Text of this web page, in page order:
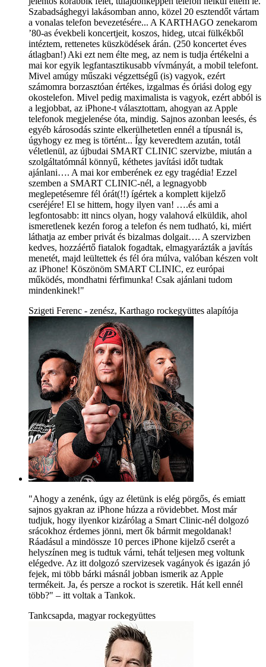
Szabadsághegyi lakásomban anno, közel 20 esztendőt vártam
a vonalas telefon bevezetésére... A KARTHAGO zenekarom
’80-as évekbeli koncertjeit, koszos, hideg, utcai fülkékből
intéztem, rettenetes küszködések árán. (250 koncertet éves
átlagban!) Aki ezt nem élte meg, az nem is tudja értékelni a
mai kor egyik legfantasztikusabb vívmányát, a mobil telefont.
Mivel amúgy műszaki végzettségű (is) vagyok, ezért
számomra borzasztóan értékes, izgalmas és óriási dolog egy
okostelefon. Mivel pedig maximalista is vagyok, ezért abból is
a legjobbat, az iPhone-t választottam, ahogyan az Apple
telefonok megjelenése óta, mindig. Sajnos azonban leesés, és
egyéb károsodás szinte elkerülhetetlen ennél a típusnál is,
úgyhogy ez meg is történt... Így keveredtem azután, totál
véletlenül, az újbudai SMART CLINIC szervizbe, miután a
szolgáltatómnál könnyű, kéthetes javítási időt tudtak
ajánlani…. A mai kor emberének ez egy tragédia! Ezzel
szemben a SMART CLINIC-nél, a legnagyobb
meglepetésemre fél órát(!!) ígértek a komplett kijelző
cseréjére! El se hittem, hogy ilyen van! ….és ami a
legfontosabb: itt nincs olyan, hogy valahová elküldik, ahol
ismeretlenek kezén forog a telefon és nem tudható, ki, miért
láthatja az ember privát és bizalmas dolgait…. A szervizben
kedves, hozzáértő fiatalok fogadtak, elmagyarázták a javítás
menetét, majd leültettek és fél óra múlva, valóban készen volt
az iPhone! Köszönöm SMART CLINIC, ez európai
működés, mondhatni férfimunka! Csak ajánlani tudom
mindenkinek!"
Szigeti Ferenc - zenész, Karthago rockegyüttes alapítója
"Ahogy a zenénk, úgy az életünk is elég pörgős, és emiatt
sajnos gyakran az iPhone húzza a rövidebbet. Most már
tudjuk, hogy ilyenkor kizárólag a Smart Clinic-nél dolgozó
srácokhoz érdemes jönni, mert ők bármit megoldanak!
Ráadásul a mindössze 10 perces iPhone kijelző cserét a
helyszínen meg is tudtuk várni, tehát teljesen meg voltunk
elégedve. Az itt dolgozó szervizesek vagányok és igazán jó
fejek, mi több bárki másnál jobban ismerik az Apple
termékeit. Ja, és persze a rockot is szeretik. Hát kell ennél
több?" – itt voltak a Tankok.
Tankcsapda, magyar rockegyüttes